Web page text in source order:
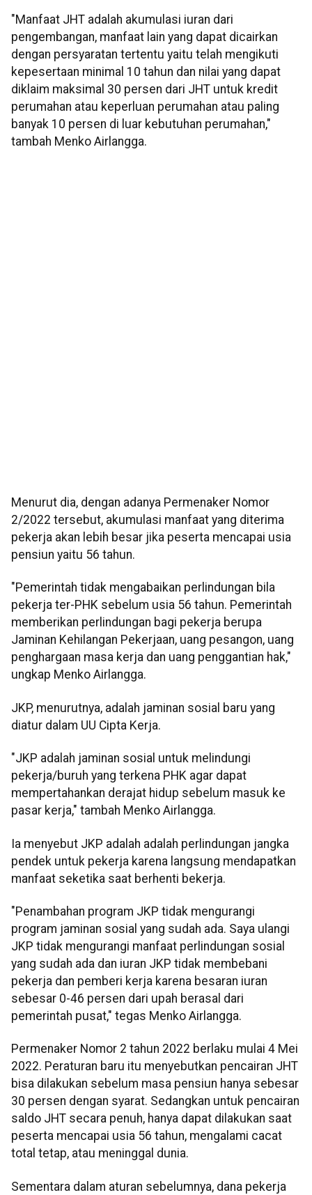
"Manfaat JHT adalah akumulasi iuran dari
pengembangan, manfaat lain yang dapat dicairkan
dengan persyaratan tertentu yaitu telah mengikuti
kepesertaan minimal 10 tahun dan nilai yang dapat
diklaim maksimal 30 persen dari JHT untuk kredit
perumahan atau keperluan perumahan atau paling
banyak 10 persen di luar kebutuhan perumahan,"
tambah Menko Airlangga.
Menurut dia, dengan adanya Permenaker Nomor
2/2022 tersebut, akumulasi manfaat yang diterima
pekerja akan lebih besar jika peserta mencapai usia
pensiun yaitu 56 tahun.
"Pemerintah tidak mengabaikan perlindungan bila
pekerja ter-PHK sebelum usia 56 tahun. Pemerintah
memberikan perlindungan bagi pekerja berupa
Jaminan Kehilangan Pekerjaan, uang pesangon, uang
penghargaan masa kerja dan uang penggantian hak,"
ungkap Menko Airlangga.
JKP, menurutnya, adalah jaminan sosial baru yang
diatur dalam UU Cipta Kerja.
"JKP adalah jaminan sosial untuk melindungi
pekerja/buruh yang terkena PHK agar dapat
mempertahankan derajat hidup sebelum masuk ke
pasar kerja," tambah Menko Airlangga.
Ia menyebut JKP adalah adalah perlindungan jangka
pendek untuk pekerja karena langsung mendapatkan
manfaat seketika saat berhenti bekerja.
"Penambahan program JKP tidak mengurangi
program jaminan sosial yang sudah ada. Saya ulangi
JKP tidak mengurangi manfaat perlindungan sosial
yang sudah ada dan iuran JKP tidak membebani
pekerja dan pemberi kerja karena besaran iuran
sebesar 0-46 persen dari upah berasal dari
pemerintah pusat," tegas Menko Airlangga.
Permenaker Nomor 2 tahun 2022 berlaku mulai 4 Mei
2022. Peraturan baru itu menyebutkan pencairan JHT
bisa dilakukan sebelum masa pensiun hanya sebesar
30 persen dengan syarat. Sedangkan untuk pencairan
saldo JHT secara penuh, hanya dapat dilakukan saat
peserta mencapai usia 56 tahun, mengalami cacat
total tetap, atau meninggal dunia.
Sementara dalam aturan sebelumnya, dana pekerja